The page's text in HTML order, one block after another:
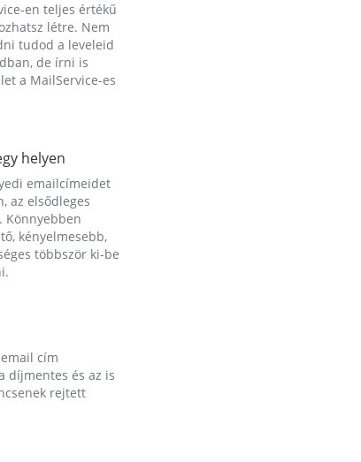
en teljes értékű
létre. Nem
tudod a leveleid
de írni is
a MailService-es
helyen
emailcímeidet
az elsődleges
Könnyebben
kényelmesebb,
többször ki-be
cím
díjmentes és az is
rejtett